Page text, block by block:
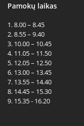
Pamokų laikas
1. 8.00 – 8.45
2. 8.55 – 9.40
3. 10.00 – 10.45
4. 11.05 – 11.50
5. 12.05 – 12.50
6. 13.00 – 13.45
7. 13.55 – 14.40
8. 14.45 – 15.30
9. 15.35 - 16.20